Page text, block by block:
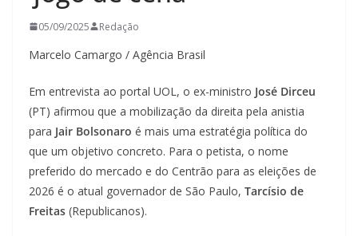
05/09/2025 Redação
Marcelo Camargo / Agência Brasil
Em entrevista ao portal UOL, o ex-ministro José Dirceu
(PT) afirmou que a mobilização da direita pela anistia
para Jair Bolsonaro é mais uma estratégia política do
que um objetivo concreto. Para o petista, o nome
preferido do mercado e do Centrão para as eleições de
2026 é o atual governador de São Paulo, Tarcísio de
Freitas (Republicanos).